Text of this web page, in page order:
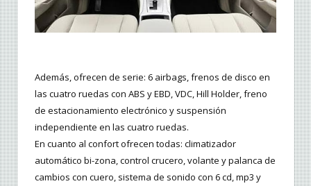
Además, ofrecen de serie: 6 airbags, frenos de disco en
las cuatro ruedas con ABS y EBD, VDC, Hill Holder, freno
de estacionamiento electrónico y suspensión
independiente en las cuatro ruedas.
En cuanto al confort ofrecen todas: climatizador
automático bi-zona, control crucero, volante y palanca de
cambios con cuero, sistema de sonido con 6 cd, mp3 y